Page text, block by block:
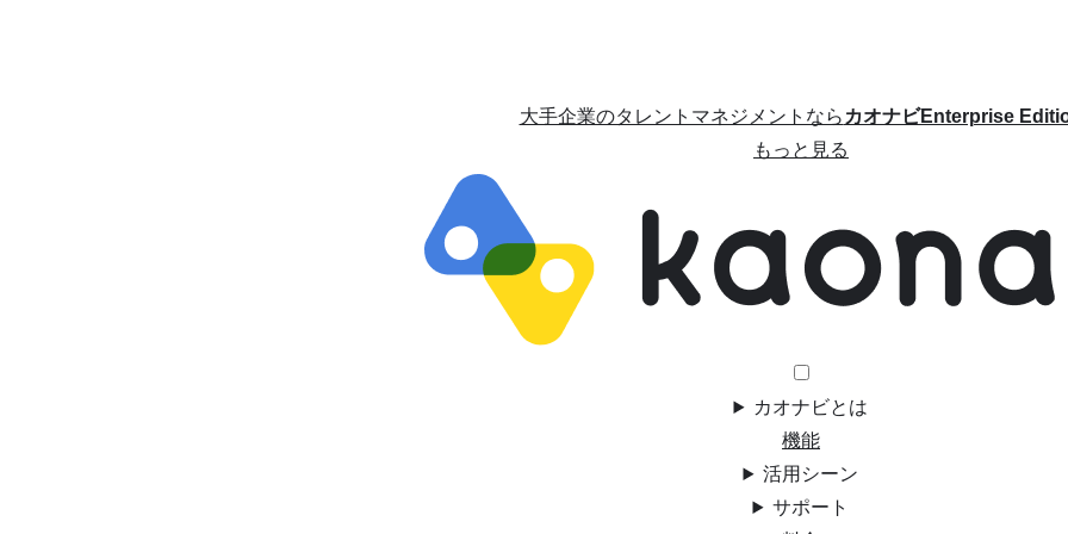
大手企業のタレントマネジメントならカオナビEnterprise
もっと見る
カオナビとは
機能
活用シーン
サポート